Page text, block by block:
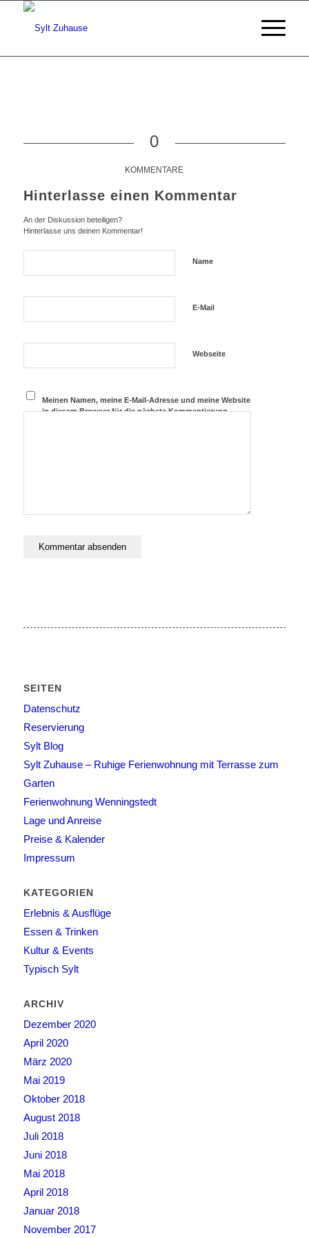
0
KOMMENTARE
Hinterlasse einen Kommentar
An der Diskussion beteiligen?
Hinterlasse uns deinen Kommentar!
Name
E-Mail
Webseite
Meinen Namen, meine E-Mail-Adresse und meine Website
in diesem Browser für die nächste Kommentierung
SEITEN
Datenschutz
Reservierung
Sylt Blog
Sylt Zuhause – Ruhige Ferienwohnung mit Terrasse zum
Garten
Ferienwohnung Wenningstedt
Lage und Anreise
Preise & Kalender
Impressum
KATEGORIEN
Erlebnis & Ausflüge
Essen & Trinken
Kultur & Events
Typisch Sylt
ARCHIV
Dezember 2020
April 2020
März 2020
Mai 2019
Oktober 2018
August 2018
Juli 2018
Juni 2018
Mai 2018
April 2018
Januar 2018
November 2017